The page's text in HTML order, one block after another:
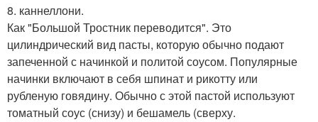
8. каннеллони.
Как "Большой Тростник переводится". Это
цилиндрический вид пасты, которую обычно подают
запеченной с начинкой и политой соусом. Популярные
начинки включают в себя шпинат и рикотту или
рубленую говядину. Обычно с этой пастой используют
томатный соус (снизу) и бешамель (сверху.